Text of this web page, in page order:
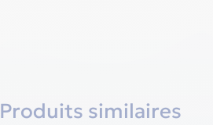
Produits similaires